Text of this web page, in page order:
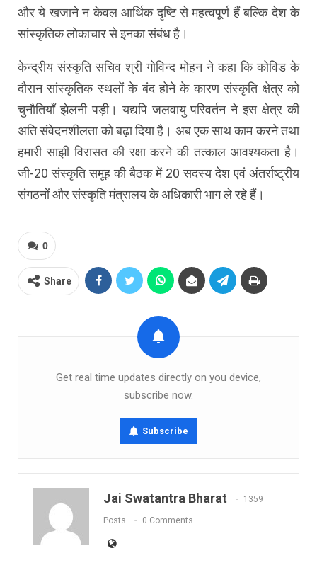
और ये खजाने न केवल आर्थिक दृष्टि से महत्वपूर्ण हैं बल्कि देश के
सांस्कृतिक लोकाचार से इनका संबंध है।
केन्द्रीय संस्कृति सचिव श्री गोविन्द मोहन ने कहा कि कोविड के
दौरान सांस्कृतिक स्थलों के बंद होने के कारण संस्कृति क्षेत्र को
चुनौतियाँ झेलनी पड़ी। यद्यपि जलवायु परिवर्तन ने इस क्षेत्र की
अति संवेदनशीलता को बढ़ा दिया है। अब एक साथ काम करने तथा
हमारी साझी विरासत की रक्षा करने की तत्काल आवश्यकता है।
जी-20 संस्कृति समूह की बैठक में 20 सदस्य देश एवं अंतर्राष्ट्रीय
संगठनों और संस्कृति मंत्रालय के अधिकारी भाग ले रहे हैं।
0
Share
Get real time updates directly on you device,
subscribe now.
Subscribe
Jai Swatantra Bharat 1359
Posts 0 Comments